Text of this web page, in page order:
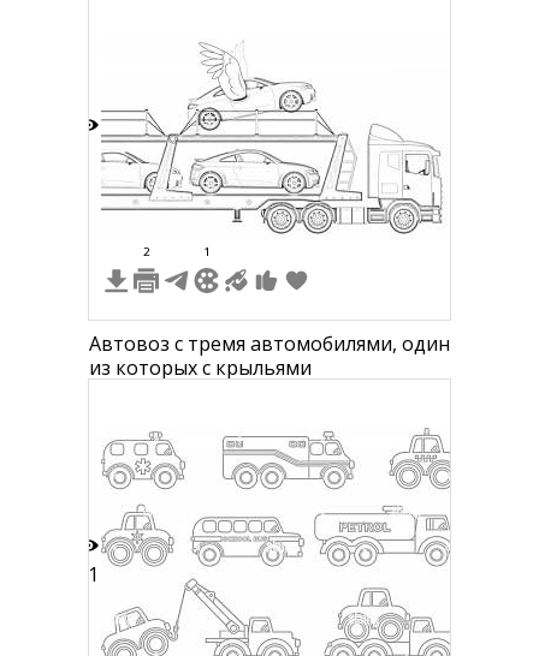
2 1
Автовоз с тремя автомобилями, один
из которых с крыльями
11